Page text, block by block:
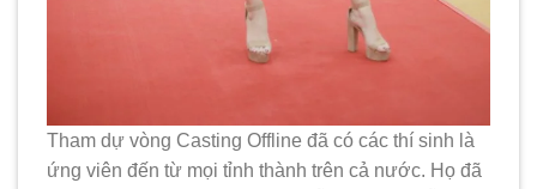
Tham dự vòng Casting Offline đã có các thí sinh là
ứng viên đến từ mọi tỉnh thành trên cả nước. Họ đã